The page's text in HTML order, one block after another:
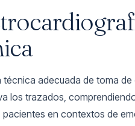
adecuada de toma
los trazados,
en contextos de